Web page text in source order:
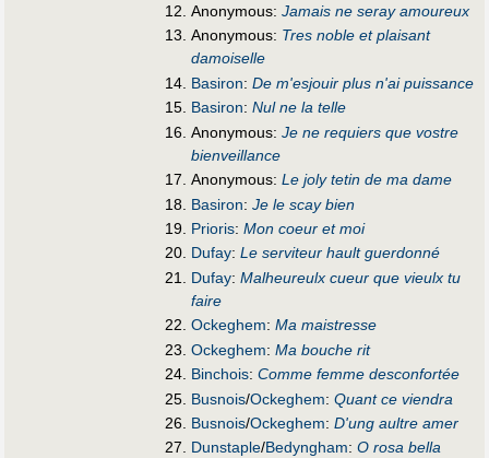
Anonymous:Jamais ne seray amoureux
Anonymous: Tres noble et plaisant
damoiselle
Basiron:De m'esjouir plus n'ai puissance
Basiron:Nul ne la telle
Anonymous:Je ne requiers que vostre
bienveillance
Anonymous:Le joly tetin de ma dame
Basiron:Je le scay bien
Prioris:Mon coeur et moi
Dufay:Le serviteur hault guerdonné
Dufay:Malheureulx cueur que vieulx tu
faire
Ockeghem:Ma maistresse
Ockeghem:Ma bouche rit
Binchois:Comme femme desconfortée
Busnois/Ockeghem:Quant ce viendra
Busnois/Ockeghem:D'ung aultre amer
Dunstaple/Bedyngham:O rosa bella